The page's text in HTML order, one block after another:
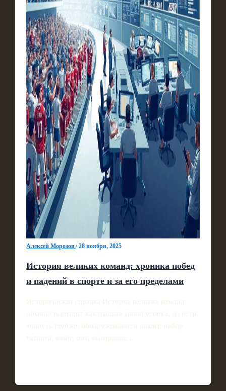
Алексей Морозов/28 ноября, 2025
История великих команд: хроника побед
и падений в спорте и за его пределами
Историческая справка История великих команд
обычно выглядит как гладкая линия успеха, но если
копнуть глубже, обнаруживаются циклы: набор
таланта, взлёт, пик, выгорание…